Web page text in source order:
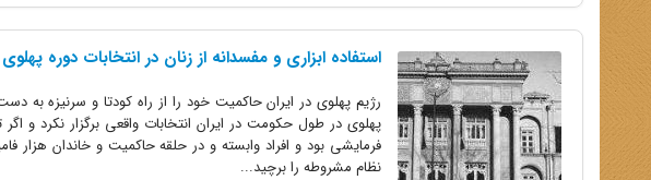
استفاده ابزاری و مفسدانه از زنان در انتخابات دوره پهلوی
رژیم پهلوی در ایران حاکمیت خود را از راه کودتا و سرنیزه به
پهلوی در طول حکومت در ایران انتخابات واقعی برگزار نکرد و
فرمایشی بود و افراد وابسته و در حلقه حاکمیت و خاندان هزار
نظام مشروطه را برچید...